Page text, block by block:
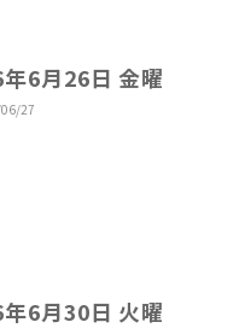
6月26日 金曜
27
6月30日 火曜